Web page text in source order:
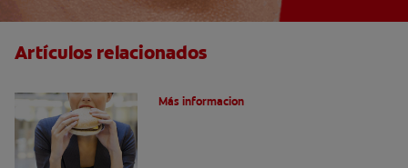
Artículos relacionados
Más informacion